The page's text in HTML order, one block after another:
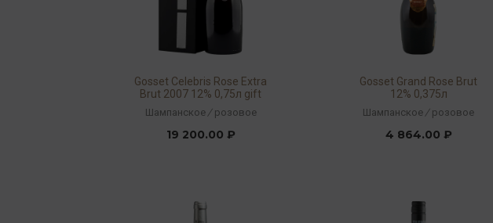
Gosset Сelebris Rose Extra
Brut 2007 12% 0,75л gift
Шампанское / розовое
19 200.00 ₽
Gosset Grand Rose Brut
12% 0,375л
Шампанское / розовое
4 864.00 ₽